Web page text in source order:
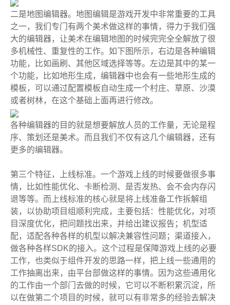
二是地图编辑器。地图编辑是游戏开发中非常重要的工具
之一，我们专门有两个美术做这样的事情，得力于我们强
大的编辑器，让美术在编辑地图的时候完完全全解放了很
多机械性、重复性的工作。如下图所示，右边是各种编辑
功能，比如画刷、其他区域选择等等。左边是其中的某一
个功能，比如地形生成，编辑器中也会有一些地形生成的
模板，可以通过配置模板自动生成一个村庄、草原、沙漠
或者树林，在这个基础上面再进行修改。
各种编辑器的目的就是想要解放人员的工作量，无论是程
序、策划还是美术。而且我们不仅有这几个编辑器，还有
更多的编辑器。
第三个特征，上线标准。一个游戏上线的时候要做很多事
情，比如性能优化、卡断检测、是否发热、会不会内存闪
退等等。而上线标准的核心就是将上线准备工作拆解组
装，以协助项目组顺利完成，主要包括：性能优化，对项
目深度优化，把问题找出来，并给出建议报告；机型适
配，适配各种各样的机型以解决兼容性问题；渠道接入，
做各种各样SDK的接入。这个过程是保障游戏上线的必要
工作，也类似于组件开发的思路一样，把上线一些通用的
工作抽离出来，由平台部做这样的事情。因为这些通用化
的工作由一个部门去做的时候，它可以不断积累沉淀，所
以在做第二个项目的时候，就可以有非常多的经验去解决